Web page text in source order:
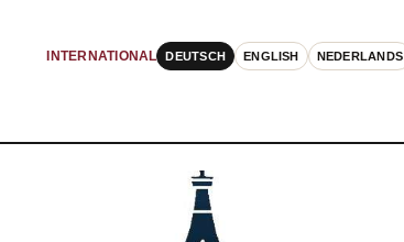
INTERNATIONAL DEUTSCH ENGLISH NEDERLANDS